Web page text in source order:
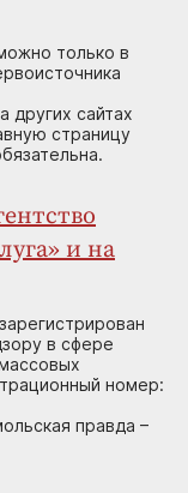
только в
других сайтах
страницу
и на
в сфере
номер:
правда –